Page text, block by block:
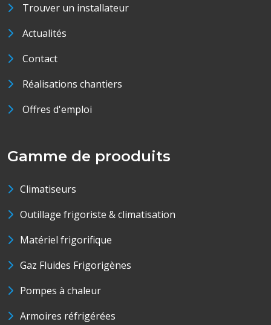
Trouver un installateur
Actualités
Contact
Réalisations chantiers
Offres d'emploi
Gamme de prooduits
Climatiseurs
Outillage frigoriste & climatisation
Matériel frigorifique
Gaz Fluides Frigorigènes
Pompes à chaleur
Armoires réfrigérées